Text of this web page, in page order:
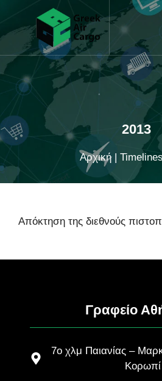
περιεχόμενο
2013
Αρχική| Timelines
Απόκτηση της διεθνούς
Γραφείο
7ο χλμ Παιανίας –
Κορωπί